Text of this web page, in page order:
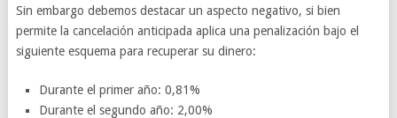
Sin embargo debemos destacar un aspecto negativo, si bien
permite la cancelación anticipada aplica una penalización bajo el
siguiente esquema para recuperar su dinero:
Durante el primer año: 0,81%
Durante el segundo año: 2,00%